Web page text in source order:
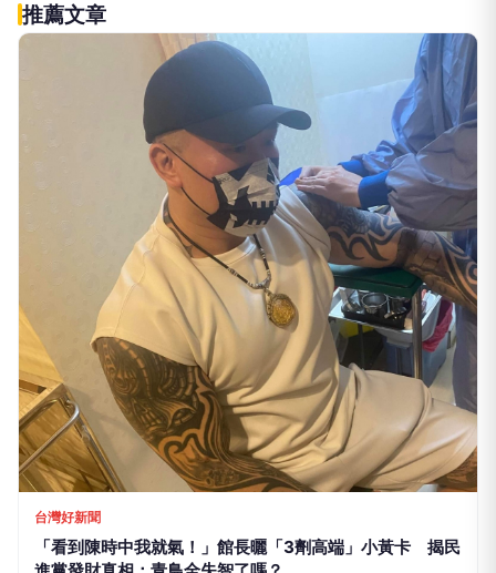
推薦文章
台灣好新聞
「看到陳時中我就氣！」館長曬「3劑高端」小黃卡 揭民